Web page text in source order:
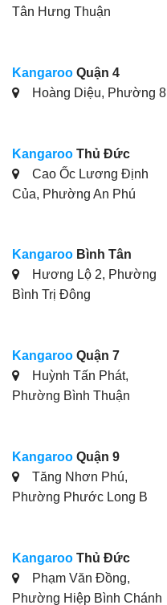
Tân Hưng Thuận
Kangaroo Quận 4
Hoàng Diệu, Phường 8
Kangaroo Thủ Đức
Cao Ốc Lương Định
Của, Phường An Phú
Kangaroo Bình Tân
Hương Lộ 2, Phường
Bình Trị Đông
Kangaroo Quận 7
Huỳnh Tấn Phát,
Phường Bình Thuận
Kangaroo Quận 9
Tăng Nhơn Phú,
Phường Phước Long B
Kangaroo Thủ Đức
Phạm Văn Đồng,
Phường Hiệp Bình Chánh